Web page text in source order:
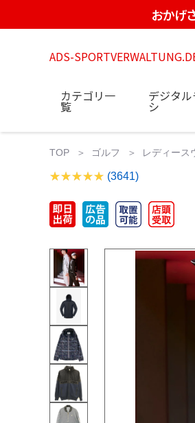
おかげ
ADS-
カテゴリ一
覧
デジタル
シ
TOP ゴルフ レディース
(3641)